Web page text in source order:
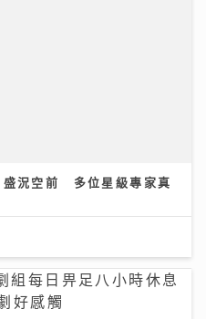
盛況空前 多位星級專家真